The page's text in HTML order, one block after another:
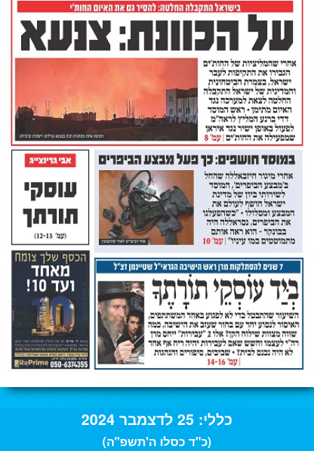
כללי: 25 לדצמבר 2024
(כ"ד כסלו ה'תשפ"ה)